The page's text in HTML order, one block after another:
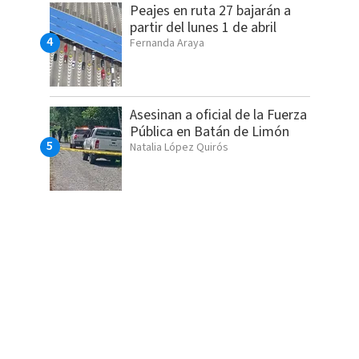
Peajes en ruta 27 bajarán a
partir del lunes 1 de abril
Fernanda Araya
Asesinan a oficial de la Fuerza
Pública en Batán de Limón
Natalia López Quirós